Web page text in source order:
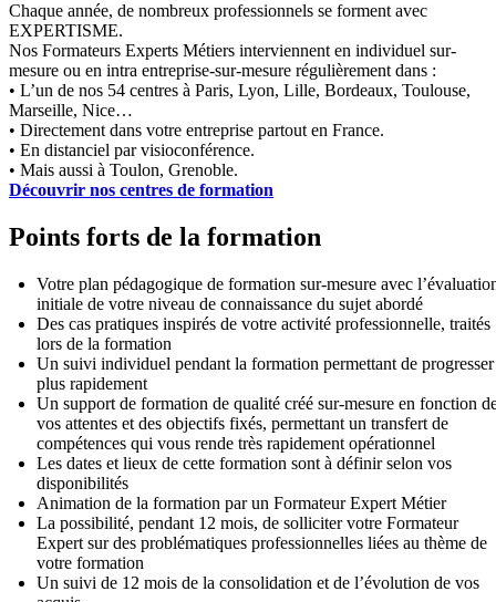
Chaque année, de nombreux professionnels se forment avec
EXPERTISME.
Nos Formateurs Experts Métiers interviennent en individuel sur-
mesure ou en intra entreprise-sur-mesure régulièrement dans :
• L’un de nos 54 centres à Paris, Lyon, Lille, Bordeaux, Toulouse,
Marseille, Nice…
• Directement dans votre entreprise partout en France.
• En distanciel par visioconférence.
• Mais aussi à Toulon, Grenoble.
Découvrir nos centres de formation
Points forts de la formation
Votre plan pédagogique de formation sur-mesure avec
initiale de votre niveau de connaissance du sujet abordé
Des cas pratiques inspirés de votre activité professionnelle, traités
lors de la formation
Un suivi individuel pendant la formation permettant de progresser
plus rapidement
Un support de formation de qualité créé sur-mesure en fonction
vos attentes et des objectifs fixés, permettant un transfert de
compétences qui vous rende très rapidement opérationnel
Les dates et lieux de cette formation sont à définir selon vos
disponibilités
Animation de la formation par un Formateur Expert Métier
La possibilité, pendant 12 mois, de solliciter votre Formateur
Expert sur des problématiques professionnelles liées au thème de
votre formation
Un suivi de 12 mois de la consolidation et de l’évolution de vos